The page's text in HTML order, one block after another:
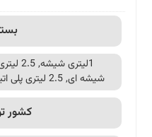
1لیتری شیشه, 2.5
شیشه ای, 2.5 لیتری پلی اتیلنی
کشور